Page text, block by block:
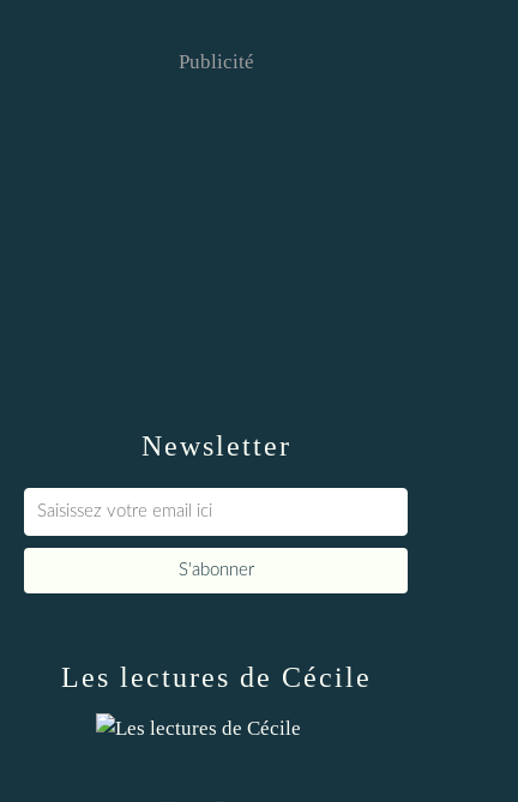
Newsletter
Publicité
Les lectures de Cécile